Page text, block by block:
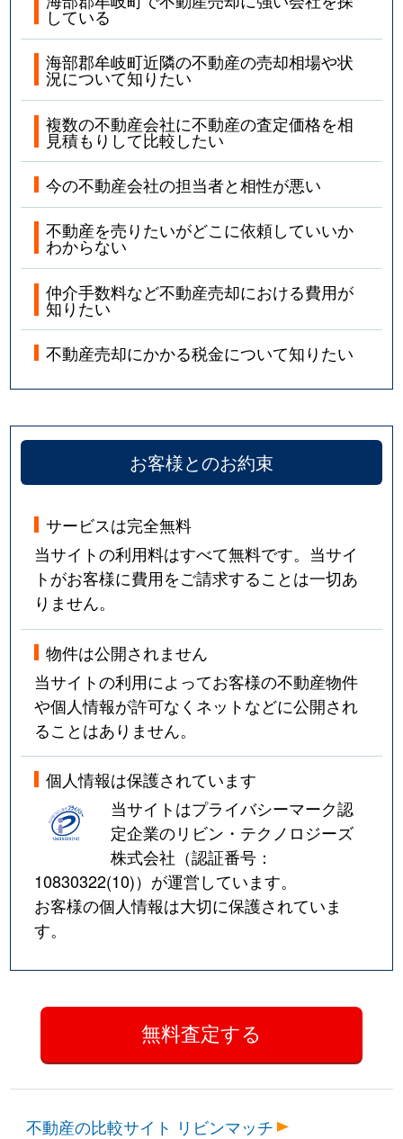
している
海部郡牟岐町近隣の不動産の売却相場や状
況について知りたい
複数の不動産会社に不動産の査定価格を相
見積もりして比較したい
今の不動産会社の担当者と相性が悪い
不動産を売りたいがどこに依頼していいか
わからない
仲介手数料など不動産売却における費用が
知りたい
不動産売却にかかる税金について知りたい
お客様とのお約束
サービスは完全無料
当サイトの利用料はすべて無料です。当サイ
トがお客様に費用をご請求することは一切あ
りません。
物件は公開されません
当サイトの利用によってお客様の不動産物件
や個人情報が許可なくネットなどに公開され
ることはありません。
個人情報は保護されています
当サイトはプライバシーマーク認
定企業のリビン・テクノロジーズ
株式会社（認証番号：
10830322(10)）が運営しています。
お客様の個人情報は大切に保護されていま
す。
不動産の比較サイト リビンマッチ